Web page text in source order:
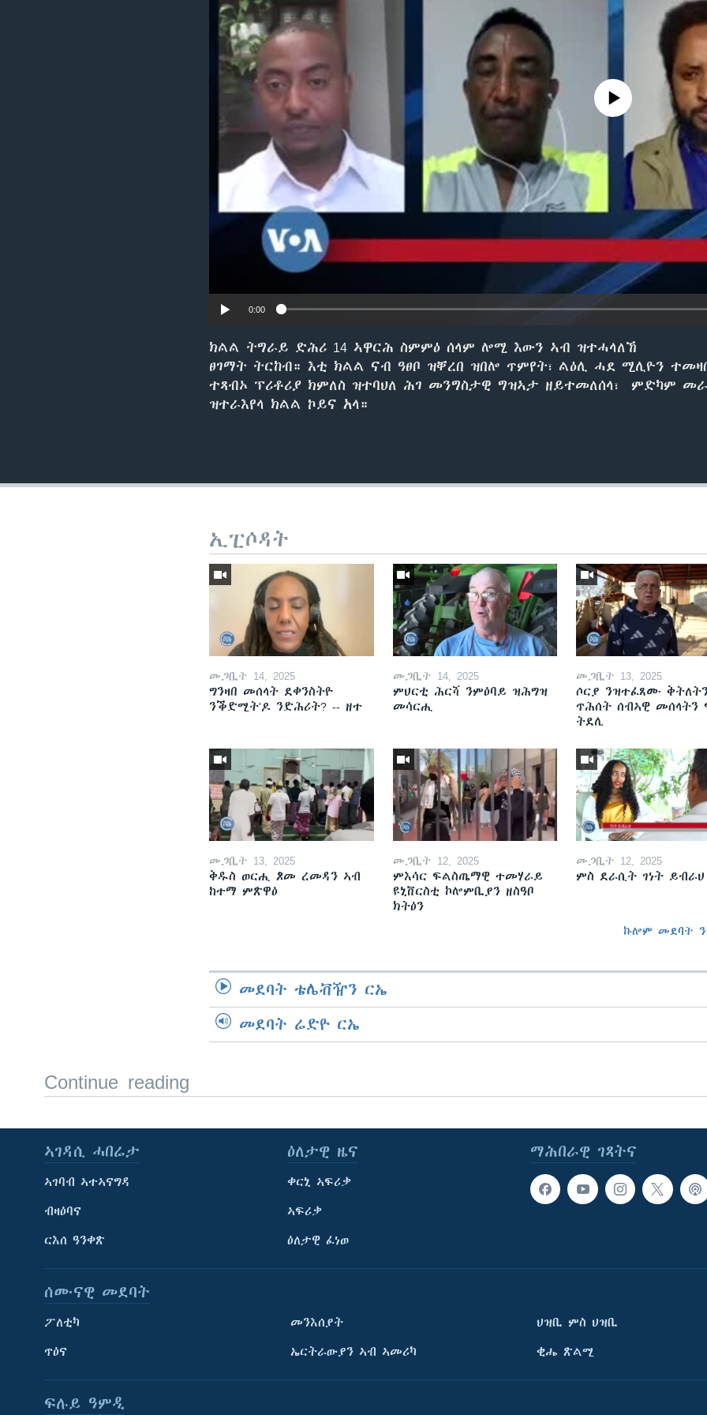
No media source currently
0:00
ክልል ትግራይ ድሕሪ 14 ኣዋርሕ ስምምዕ ሰላም ሎሚ እውን ኣብ ዝተሓላለኸ
ፀገማት ትርከብ። እቲ ክልል ናብ ዓፀቦ ዝቐረበ ዝበሎ ጥምየት፣ ልዕሊ ሓደ ሚሊዮን
ተጻብኦ ፕሪቶሪያ ክምለስ ዝተባህለ ሕገ መንግስታዊ ግዝኣታ ዘይተመለሰላ፣ ምድካም
ዝተራእየላ ክልል ኮይና አላ።
ኢፒሶዳት
መጋቢት 14, 2025
ግንዛበ መሰላት ደቀንስትዮ
ንቕድሚት'ዶ ንድሕሪት? -- ዘተ
መጋቢት 14, 2025
ምህርቲ ሕርሻ ንምዕባይ ዝሕግዝ
መሳርሒ
መጋቢት 13, 2025
ሶርያ ንዝተፈጸሙ
ጥሕሰት ሰብኣዊ መሰላትን
ትደሊ
መጋቢት 13, 2025
ቅዱስ ወርሒ ጾመ ረመዳን ኣብ
ከተማ ምጽዋዕ
መጋቢት 12, 2025
ምእሳር ፍልስጤማዊ ተመሃራይ
ዩኒቨርስቲ ኮሎምቢያን ዘስዓቦ
ክትዕን
መጋቢት 12, 2025
ምስ ደራሲት ገነት ይብራህ
ኩሎም መደባት
መደባት ቴሌቭዥን ርኤ
መደባት ሬድዮ ርኤ
Continue reading
ማሕበራዊ ገጻትና
ኣገዳሲ ሓበሬታ
ኣገባብ ኣተኣናግዳ
ብዛዕባና
ርእሰ ዓንቀጽ
ዕለታዊ ዜና
ቀርኒ ኣፍሪቃ
ኣፍሪቃ
ዕለታዊ ፈነወ
ሰሙናዊ መደባት
ፖለቲካ
ጥዕና
መንእሰያት
ኤርትራውያን ኣብ ኣመሪካ
ህዝቢ ምስ ህዝቢ
ቂሔ ጽልሚ
ፍሉይ ዓምዲ